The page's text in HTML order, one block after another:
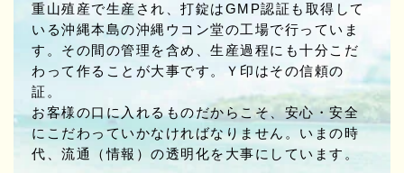
重山殖産で生産され、打錠はGMP認証も取得して
いる沖縄本島の沖縄ウコン堂の工場で行っていま
す。その間の管理を含め、生産過程にも十分こだ
わって作ることが大事です。Ｙ印はその信頼の
証。
お客様の口に入れるものだからこそ、安心・安全
にこだわっていかなければなりません。いまの時
代、流通（情報）の透明化を大事にしています。